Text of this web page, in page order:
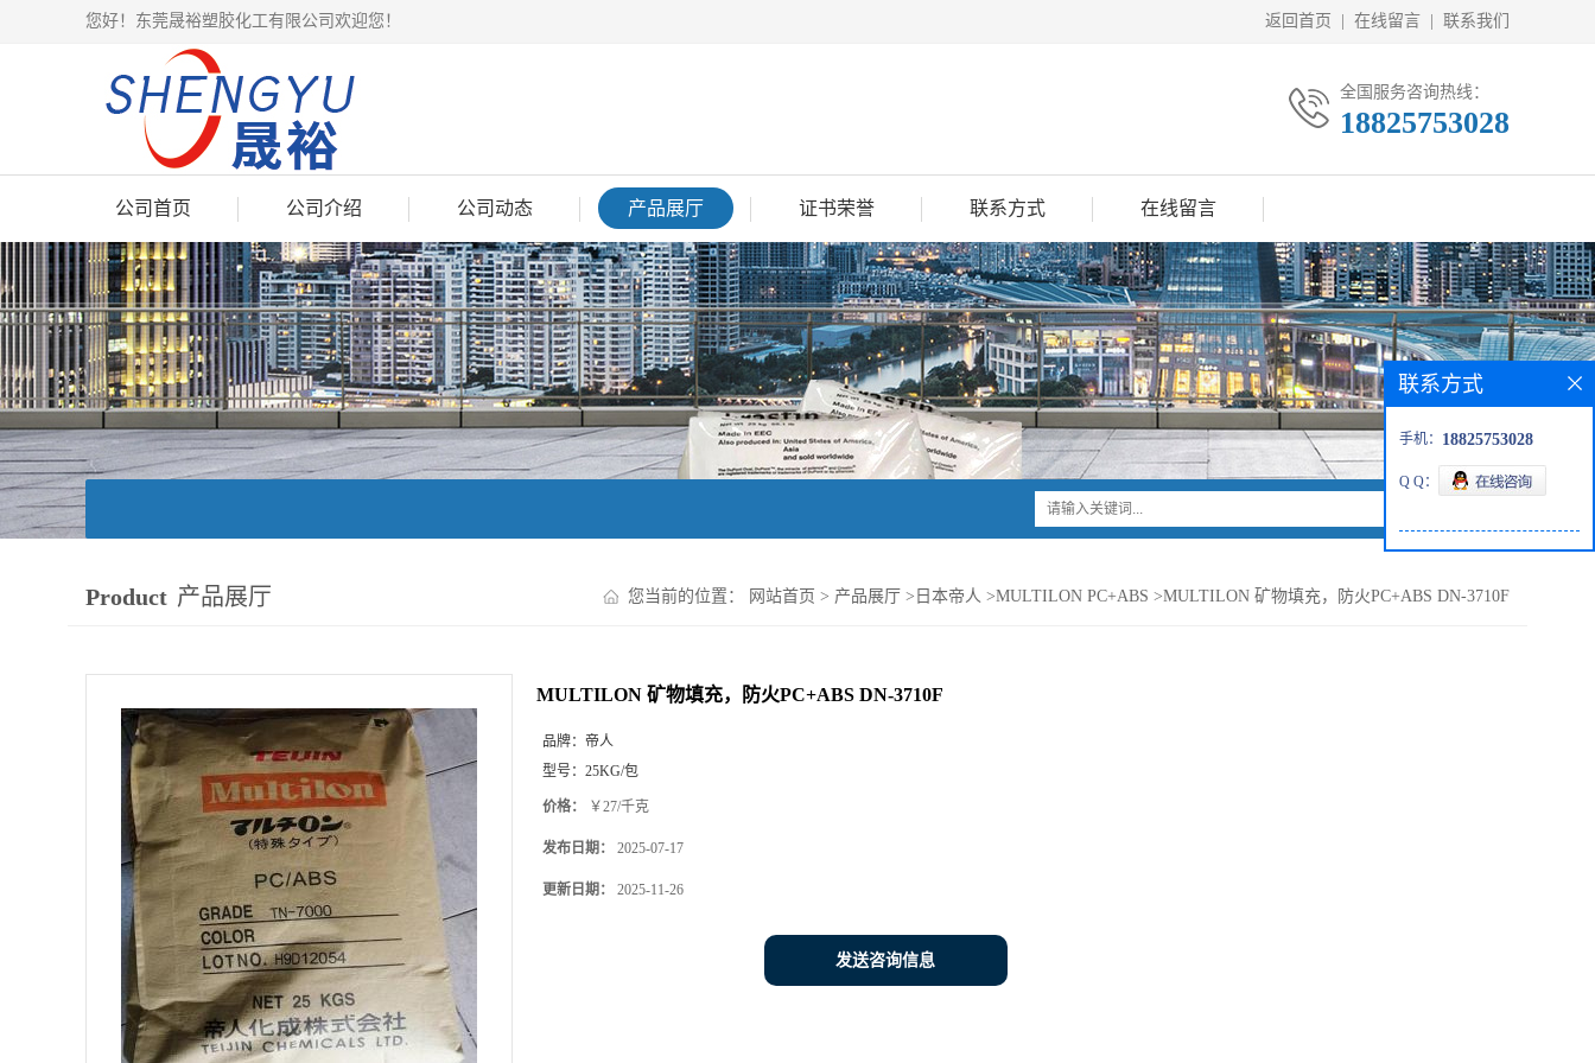
您好！东莞晟裕塑胶化工有限公司欢迎您！ 返回首页 在线留言 联系我们
全国服务咨询热线：
18825753028
公司首页 公司介绍 公司动态 产品展厅 证书荣誉 联系方式 在线留言
Product 产品展厅 您当前的位置： 网站首页 > 产品展厅 > 日本帝人 >MULTILON PC+ABS >MULTILON 矿物填充，防火PC+ABS DN-3710F
MULTILON 矿物填充，防火PC+ABS DN-3710F
品牌： 帝人
型号： 25KG/包
价格： ￥27/千克
发布日期： 2025-07-17
更新日期： 2025-11-26
发送咨询信息
联系方式
手机： 18825753028
Q Q：